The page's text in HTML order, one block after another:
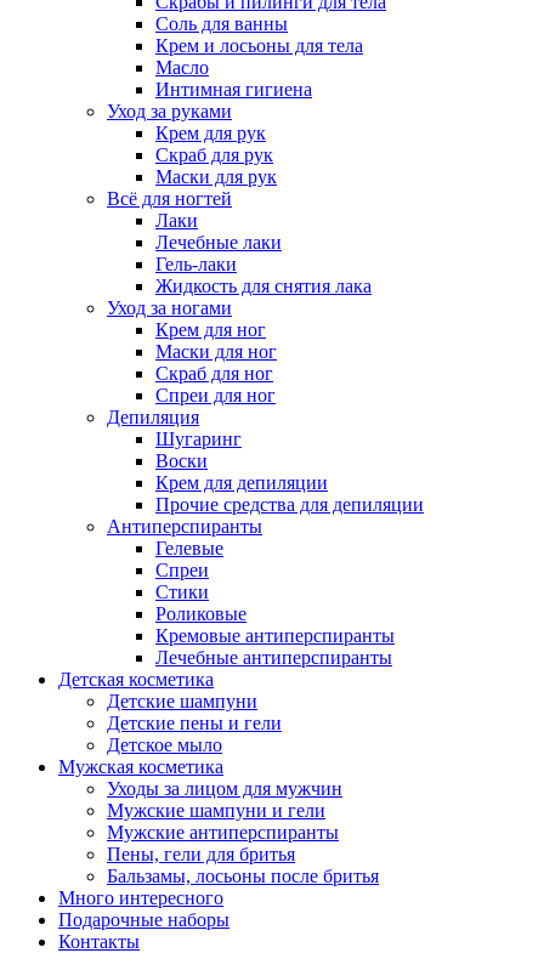
Соль для ванны
Крем и лосьоны для тела
Масло
Интимная гигиена
Уход за руками
Крем для рук
Скраб для рук
Маски для рук
Всё для ногтей
Лаки
Лечебные лаки
Гель-лаки
Жидкость для снятия лака
Уход за ногами
Крем для ног
Маски для ног
Скраб для ног
Спреи для ног
Депиляция
Шугаринг
Воски
Крем для депиляции
Прочие средства для депиляции
Антиперспиранты
Гелевые
Спреи
Стики
Роликовые
Кремовые антиперспиранты
Лечебные антиперспиранты
Детская косметика
Детские шампуни
Детские пены и гели
Детское мыло
Мужская косметика
Уходы за лицом для мужчин
Мужские шампуни и гели
Мужские антиперспиранты
Пены, гели для бритья
Бальзамы, лосьоны после бритья
Много интересного
Подарочные наборы
Контакты